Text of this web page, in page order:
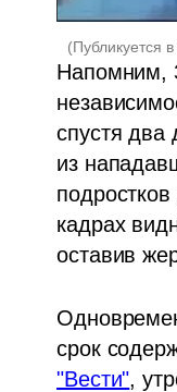
(Публикуется
Напомним,
спустя два
из
кадрах
оставив
срок
"Вести",